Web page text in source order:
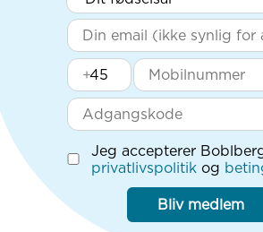
+
Jeg accepterer
privatlivspolitik og
Bliv medlem